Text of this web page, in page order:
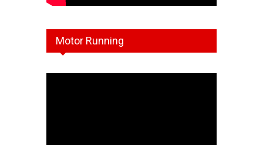
Motor Running